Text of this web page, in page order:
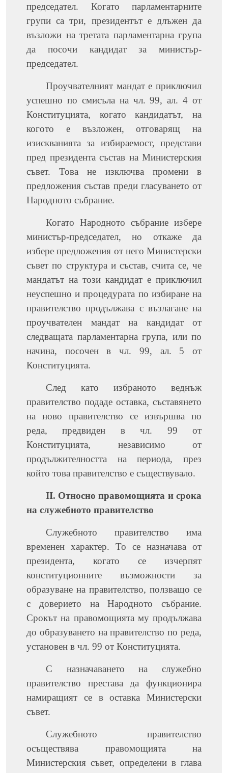
председател. Когато парламентарните
групи са три, президентът е длъжен да
възложи на третата парламентарна група
да посочи кандидат за министър-
председател.
Проучвателният мандат е приключил
успешно по смисъла на чл. 99, ал. 4 от
Конституцията, когато кандидатът, на
когото е възложен, отговарящ на
изискванията за избираемост, представи
пред президента състав на Министерския
съвет. Това не изключва промени в
предложения състав преди гласуването от
Народното събрание.
Когато Народното събрание избере
министър-председател, но откаже да
избере предложения от него Министерски
съвет по структура и състав, счита се, че
мандатът на този кандидат е приключил
неуспешно и процедурата по избиране на
правителство продължава с възлагане на
проучвателен мандат на кандидат от
следващата парламентарна група, или по
начина, посочен в чл. 99, ал. 5 от
Конституцията.
След като избраното веднъж
правителство подаде оставка, съставянето
на ново правителство се извършва по
реда, предвиден в чл. 99 от
Конституцията, независимо от
продължителността на периода, през
който това правителство е съществувало.
II. Относно правомощията и срока
на служебното правителство
Служебното правителство има
временен характер. То се назначава от
президента, когато се изчерпят
конституционните възможности за
образуване на правителство, ползващо се
с доверието на Народното събрание.
Срокът на правомощията му продължава
до образуването на правителство по реда,
установен в чл. 99 от Конституцията.
С назначаването на служебно
правителство престава да функционира
намиращият се в оставка Министерски
съвет.
Служебното правителство
осъществява правомощията на
Министерския съвет, определени в глава